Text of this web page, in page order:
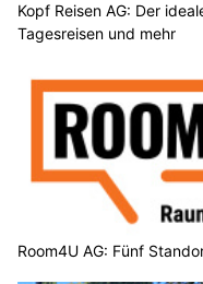
Kopf Reisen AG: Der
Tagesreisen und mehr
Room4U AG: Fünf